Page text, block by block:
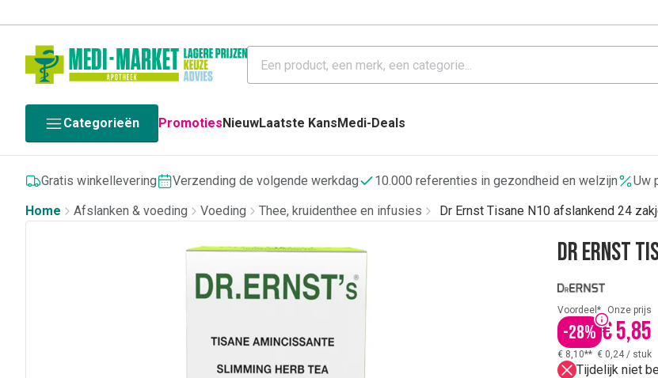
Categorieën PromotiesNieuwLaatste KansMedi-Deals
Gratis winkellevering Verzending de volgende werkdag 10.000 referenties in gezondheid en welzijn
Uw
Home
Afslanken & voeding Voeding Thee, kruidenthee en infusies Dr Ernst Tisane N10 afslankend 24
Dr Ernst
Voordeel*
-28%
Onze prijs
€ 5,85
€ 8,10** € 0,24 / stuk
Tijdelijk niet